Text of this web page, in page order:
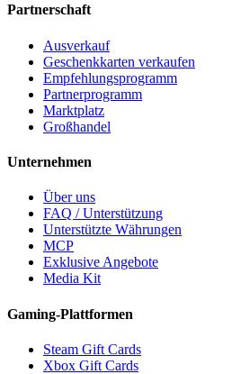
Partnerschaft
Ausverkauf
Geschenkkarten verkaufen
Empfehlungsprogramm
Partnerprogramm
Marktplatz
Großhandel
Unternehmen
Über uns
FAQ / Unterstützung
Unterstützte Währungen
MCP
Exklusive Angebote
Media Kit
Gaming-Plattformen
Steam Gift Cards
Xbox Gift Cards